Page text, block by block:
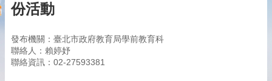
份活動
發布機關：臺北市政府教育局學前教育科
聯絡人：賴婷妤
聯絡資訊：02-27593381